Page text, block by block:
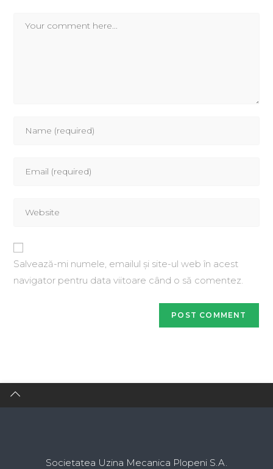
Salvează-mi numele, emailul și site-ul web în acest
navigator pentru data viitoare când o să comentez.
Societatea Uzina Mecanica Plopeni S.A.